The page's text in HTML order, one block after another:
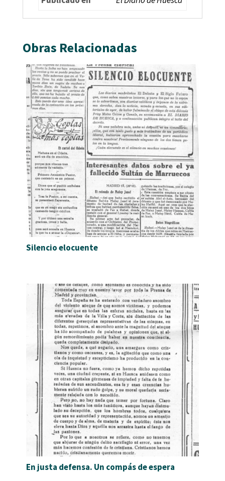
Obras Relacionadas
Silencio elocuente
En justa defensa. Un compás de espera